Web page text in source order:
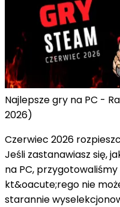
Najlepsze gry na PC -
2026)
Czerwiec 2026
Jeśli zastanawiasz się,
na PC,
kt&oacute;rego nie
starannie